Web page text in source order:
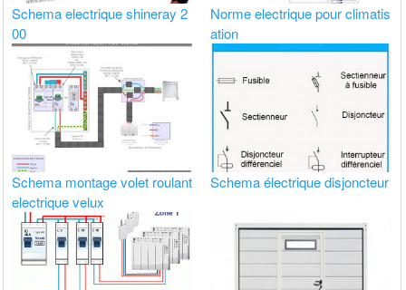
Schema electrique shineray 2
00
Norme electrique pour climatis
ation
Schema montage volet roulant
electrique velux
Schema électrique disjoncteur